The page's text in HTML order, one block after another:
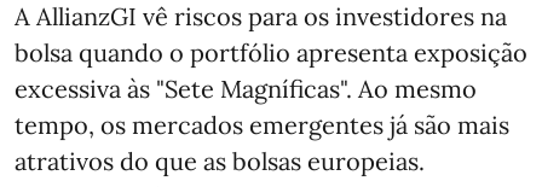
A AllianzGI vê riscos para os investidores na
bolsa quando o portfólio apresenta exposição
excessiva às "Sete Magníficas". Ao mesmo
tempo, os mercados emergentes já são mais
atrativos do que as bolsas europeias.